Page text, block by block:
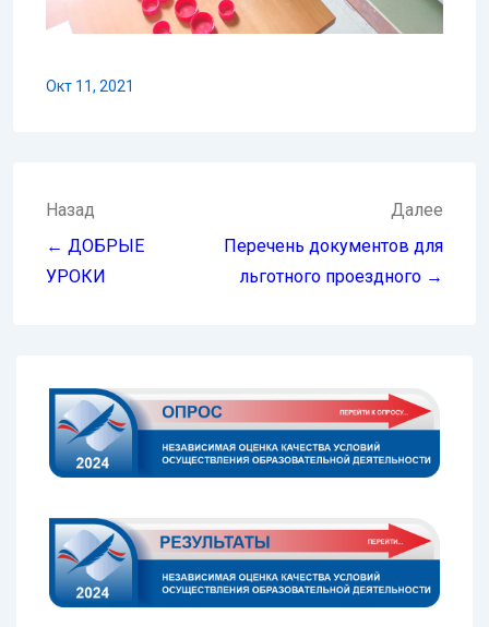
Окт 11, 2021
Навигация
по
записям
Назад
← ДОБРЫЕ
УРОКИ
Далее
Перечень документов для
льготного проездного →